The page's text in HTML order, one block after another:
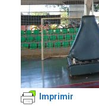
Imprimir